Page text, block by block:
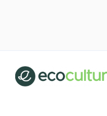
contenuto